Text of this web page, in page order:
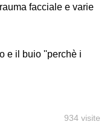
facciale e varie
e il buio ''perchè i
934 visite